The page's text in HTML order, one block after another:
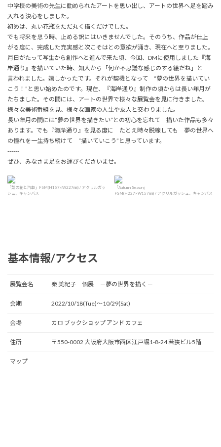
中学校の美術の先生に勧められたアートを思い出し、アートの世界へ足を踏み
入れる決心をしました。
初めは、丸い花瓶をただ丸く描くだけでした。
でも将来を思う時、止める訳にはいきませんでした。そのうち、作品が仕上
がる度に、完成した充実感と次こそはとの意欲が涌き、現在へと至りました。
月日がたって写生から創作へと進んで来た頃、今回、DMに使用しました『海
岸通り』を描いていた時、知人から「何か不思議な感じのする絵だね」と
言われました。嬉しかったです。それが契機となって “夢の世界を描いてい
こう！”と思い始めたのです。現在、『海岸通り』制作の頃からは長い年月が
たちました。その間には、アートの世界で様々な展覧会を見に行きました。
様々な美術番組を見、様々な画家の人生や友人と交わりました。
長い年月の間には“夢の世界を描きたい”との初心を忘れて 描いた作品も多々
あります。でも『海岸通り』を見る度に たとえ時々脱線しても 夢の世界へ
の憧れを一生持ち続けて “描いていこう”と思っています。
------
ぜひ、みなさま足をお運びくださいませ。
「菜の花と汽車」FSM(H157×W227㎜) / アクリルガッ
シュ、キャンバス
「Autumn Season」
FSM(H227×W157㎜) / アクリルガッシュ、キャンバス
基本情報/アクセス
展覧会名 秦 美紀子 個展 －夢の世界を描く－
会期 2022/10/18(Tue)〜10/29(Sat)
会場 カロ ブックショップ アンド カフェ
住所 〒550-0002 大阪府大阪市西区江戸堀1-8-24 若狭ビル5階
マップ